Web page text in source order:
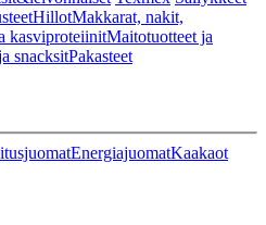
HillotMakkarat, nakit,
kasviproteiinitMaitotuotteet ja
snacksitPakasteet
EnergiajuomatKaakaot